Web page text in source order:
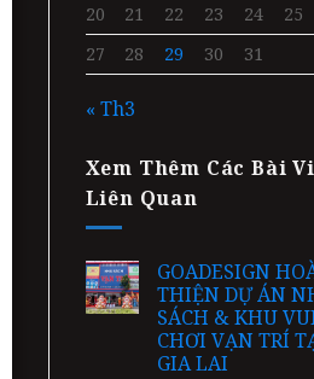
20
21 22 23 24 25
27
28 29 30 31
« Th3
Xem Thêm Các Bài
Liên Quan
GOADESIGN
THIỆN DỰ ÁN
SÁCH & KHU
CHƠI VẠN TRÍ
GIA LAI